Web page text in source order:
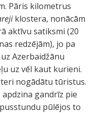
Pāris kilometrus
klostera, nonācām
aktīvu satiksmi (20
redzējām), jo pa
Azerbaidžānu
uz vēl kaut kurieni.
nogādātu tūristus.
gandrīz pie
pūlējos to